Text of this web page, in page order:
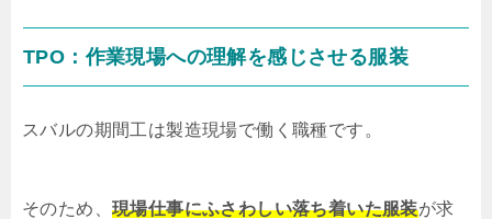
TPO：作業現場への理解を感じさせる服装
スバルの期間工は製造現場で働く職種です。
そのため、 現場仕事にふさわしい落ち着いた服装が求